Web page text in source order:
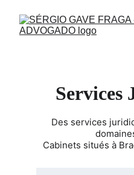
Services
Des services
Cabinets situés à